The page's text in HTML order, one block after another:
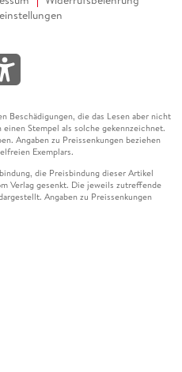
Beschädigungen, die das Lesen aber nicht
Stempel als solche gekennzeichnet.
Angaben zu Preissenkungen beziehen
Exemplars.
die Preisbindung dieser Artikel
Verlag gesenkt. Die jeweils zutreffende
Angaben zu Preissenkungen